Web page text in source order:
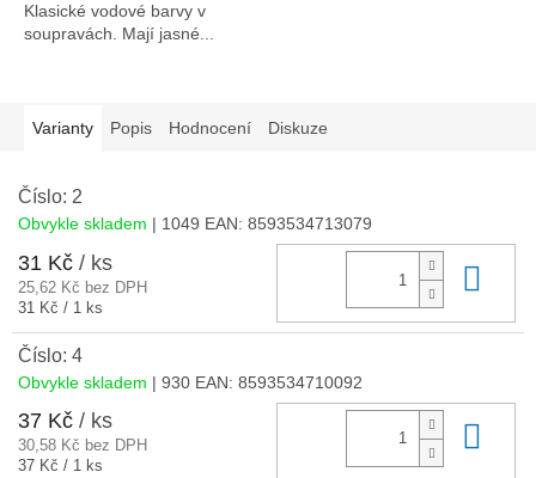
Klasické vodové barvy v
soupravách. Mají jasné...
Varianty Popis Hodnocení Diskuze
Číslo: 2
Obvykle skladem | 1049 EAN: 8593534713079
31 Kč / ks
25,62 Kč bez DPH
Měrná
31 Kč / 1 ks
Číslo: 4
Obvykle skladem | 930 EAN: 8593534710092
37 Kč / ks
30,58 Kč bez DPH
Měrná
37 Kč / 1 ks